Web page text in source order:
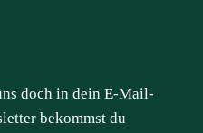
doch in dein E-Mail-
bekommst du